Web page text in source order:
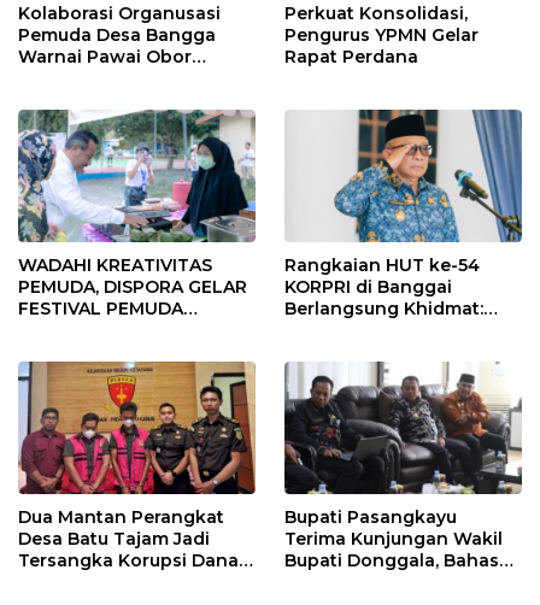
Kolaborasi Organusasi
Pemuda Desa Bangga
Warnai Pawai Obor
Perkuat Konsolidasi,
Pengurus YPMN Gelar
Rapat Perdana
WADAHI KREATIVITAS
PEMUDA, DISPORA GELAR
FESTIVAL PEMUDA
Rangkaian HUT ke-54
KORPRI di Banggai
Berlangsung Khidmat:
Dua Mantan Perangkat
Desa Batu Tajam Jadi
Tersangka Korupsi Dana
Bupati Pasangkayu
Terima Kunjungan Wakil
Bupati Donggala, Bahas